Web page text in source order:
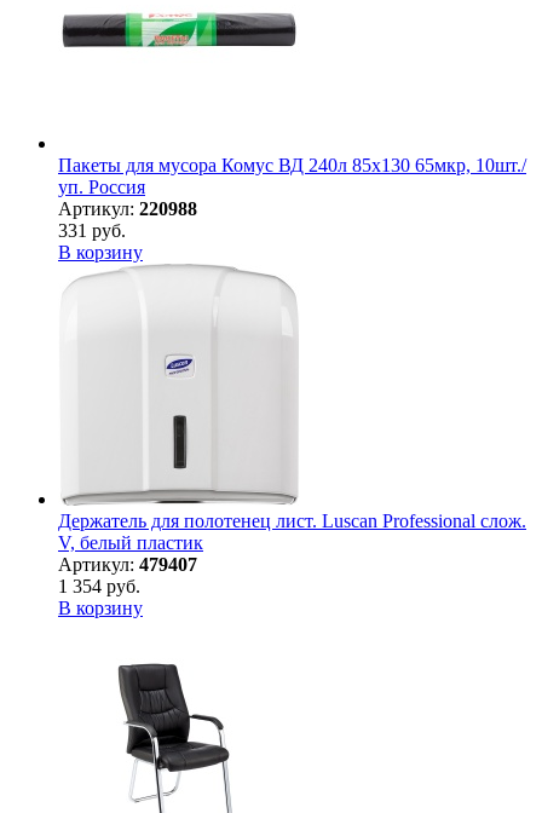
Пакеты для мусора Комус ВД 240л 85х130 65мкр, 10шт./
уп. Россия
Артикул: 220988
331 руб.
В корзину
Держатель для полотенец лист. Luscan Professional слож.
V, белый пластик
Артикул: 479407
1 354 руб.
В корзину